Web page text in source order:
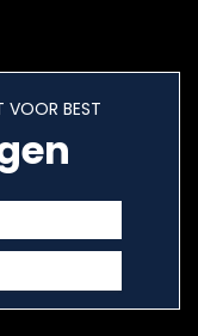
VOOR BEST